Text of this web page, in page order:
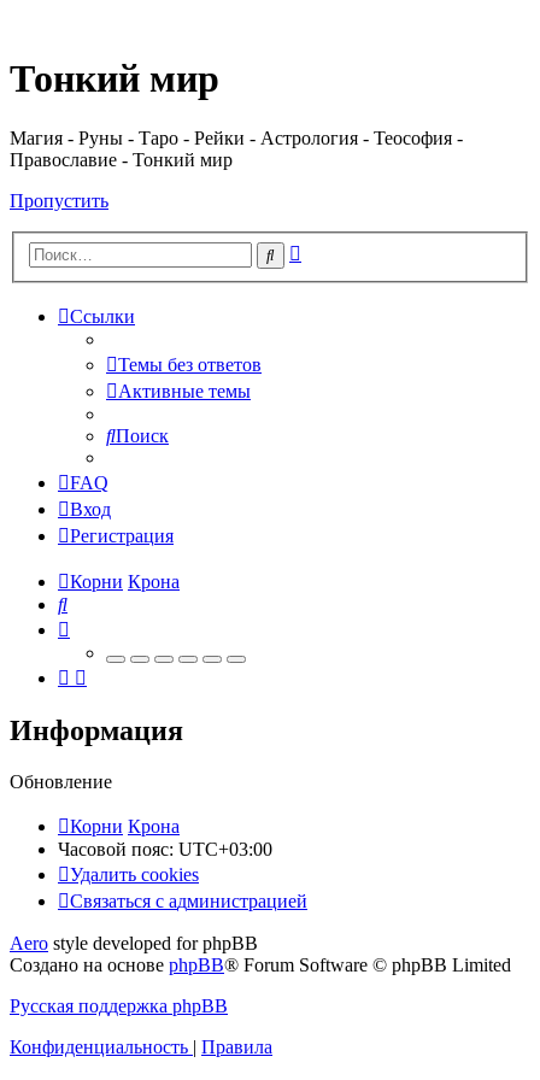
Тонкий мир
Магия - Руны - Таро - Рейки - Астрология - Теософия -
Православие - Тонкий мир
Пропустить
Поиск
Ссылки
Темы без ответов
Активные темы
Поиск
FAQ
Вход
Регистрация
Корни Крона
Поиск
Информация
Обновление
Корни Крона
Часовой пояс: UTC+03:00
Удалить cookies
Связаться
администрацией
Связаться с администрацией
Aero style developed for phpBB
Создано на основе phpBB® Forum Software © phpBB Limited
Русская поддержка phpBB
Конфиденциальность | Правила